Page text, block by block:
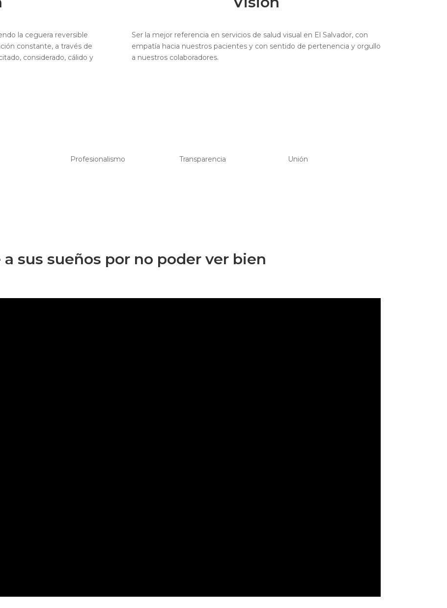
la ceguera reversible
constante, a través de
considerado, cálido y
Ser la mejor referencia en servicios de salud visual en El Salvador, con
empatía hacia nuestros pacientes y con sentido de pertenencia y orgullo
a nuestros colaboradores.
Profesionalismo Transparencia Unión
sus sueños por no poder ver bien